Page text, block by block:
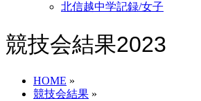
北信越中学記録/女子
競技会結果2023
HOME »
競技会結果 »